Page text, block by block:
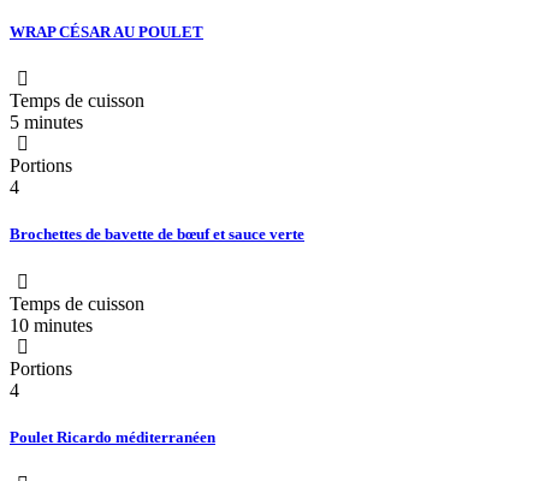
WRAP CÉSAR AU POULET
Temps de cuisson
5 minutes
Portions
4
Brochettes de bavette de bœuf et sauce verte
Temps de cuisson
10 minutes
Portions
4
Poulet Ricardo méditerranéen